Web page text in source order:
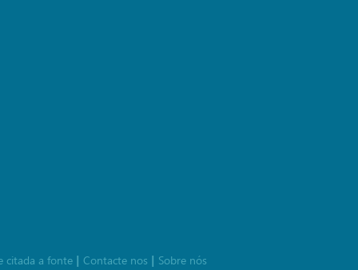
citada a fonte Contacte nos Sobre nós